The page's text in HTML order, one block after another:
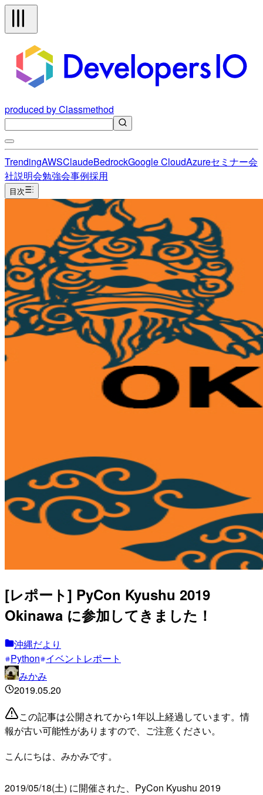
produced by Classmethod
TrendingAWSClaudeBedrockGoogle CloudAzureセミナー会
社説明会勉強会事例採用
目次
[レポート] PyCon Kyushu 2019
Okinawa に参加してきました！
沖縄だより
Python イベントレポート
みかみ
2019.05.20
この記事は公開されてから1年以上経過しています。情
報が古い可能性がありますので、ご注意ください。
こんにちは、みかみです。
2019/05/18(土) に開催された、PyCon Kyushu 2019